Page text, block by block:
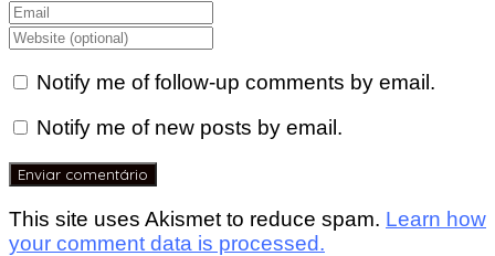
Notify me of follow-up comments by email.
Notify me of new posts by email.
This site uses Akismet to reduce spam. Learn how
your comment data is processed.